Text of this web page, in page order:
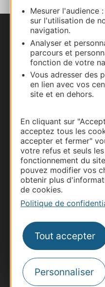
Mesurer l'audience
sur l'utilisation de
navigation.
Analyser et
parcours et
fonction de votre
Vous adresser des
en lien avec vos
site et en dehors.
En cliquant sur
acceptez tous les
accepter et fermer"
votre refus et seuls
fonctionnement du
pouvez modifier vos
obtenir plus
de cookies.
Politique de
Tout accepter
Personnaliser
Nous contacter
Carte interactive
Documentation
Thermalisme
Pros d'Occitanie
Site presse et
Voyagistes
Destination Sport